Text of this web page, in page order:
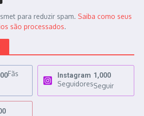
para reduzir spam. Saiba como seus
são processados.
Fãs
Instagram 1,000
SeguidoresSeguir